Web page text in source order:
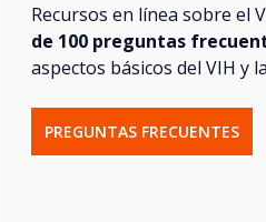
Recursos en línea sobre el
de 100 preguntas
aspectos básicos del VIH y
PREGUNTAS FRECUENTES